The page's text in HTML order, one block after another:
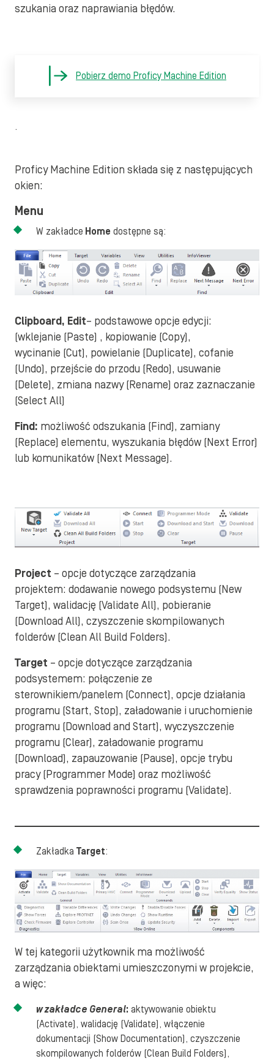
szukania oraz naprawiania błędów.
Pobierz demo Proficy Machine Edition
.
Proficy Machine Edition składa się z następujących
okien:
Menu
W zakładce Home dostępne są:
Clipboard, Edit– podstawowe opcje edycji:
(wklejanie (Paste) , kopiowanie (Copy),
wycinanie (Cut), powielanie (Duplicate), cofanie
(Undo), przejście do przodu (Redo), usuwanie
(Delete), zmiana nazwy (Rename) oraz zaznaczanie
(Select All)
Find: możliwość odszukania (Find), zamiany
(Replace) elementu, wyszukania błędów (Next Error)
lub komunikatów (Next Message).
Project – opcje dotyczące zarządzania
projektem: dodawanie nowego podsystemu (New
Target), walidację (Validate All), pobieranie
(Download All), czyszczenie skompilowanych
folderów (Clean All Build Folders).
Target – opcje dotyczące zarządzania
podsystemem: połączenie ze
sterownikiem/panelem (Connect), opcje działania
programu (Start, Stop), załadowanie i uruchomienie
programu (Download and Start), wyczyszczenie
programu (Clear), załadowanie programu
(Download), zapauzowanie (Pause), opcje trybu
pracy (Programmer Mode) oraz możliwość
sprawdzenia poprawności programu (Validate).
Zakładka Target:
W tej kategorii użytkownik ma możliwość
zarządzania obiektami umieszczonymi w projekcie,
a więc:
w zakładce General: aktywowanie obiektu
(Activate), walidację (Validate), włączenie
dokumentacji (Show Documentation), czyszczenie
skompilowanych folderów (Clean Build Folders),